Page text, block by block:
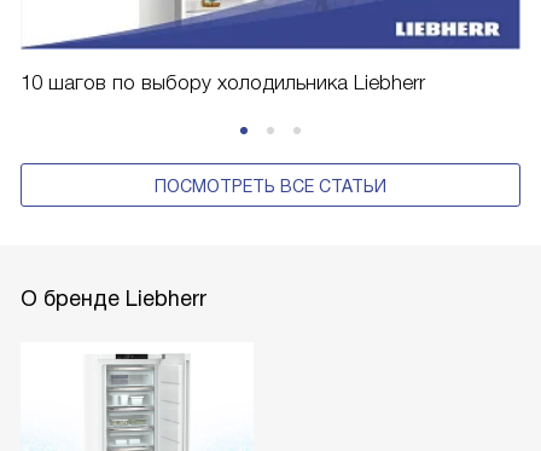
10 шагов по выбору холодильника Liebherr
ПОСМОТРЕТЬ ВСЕ СТАТЬИ
О бренде Liebherr